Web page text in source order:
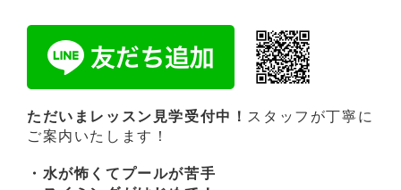
ただいまレッスン見学受付中！ スタッフが丁寧に
ご案内いたします！
・水が怖くてプールが苦手